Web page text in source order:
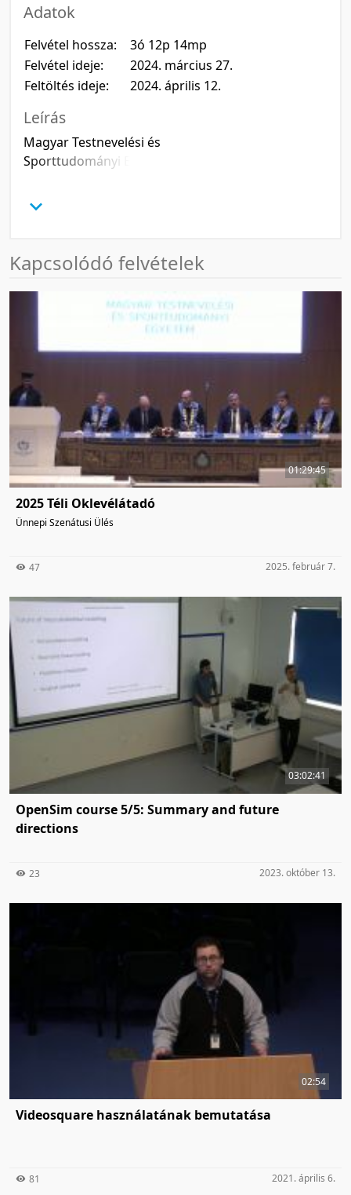
Adatok
Felvétel hossza:
3ó 12p 14mp
Felvétel ideje:
2024. március 27.
Feltöltés ideje:
2024. április 12.
Leírás
Magyar Testnevelési és
Sporttudományi Egyetem
Kapcsolódó felvételek
01:29:45
2025 Téli Oklevélátadó
Ünnepi Szenátusi Ülés
47 2025. február 7.
03:02:41
OpenSim course 5/5: Summary and future
directions
23 2023. október 13.
02:54
Videosquare használatának bemutatása
81 2021. április 6.